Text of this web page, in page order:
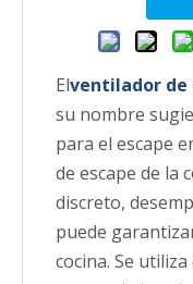
Elventilador de
su nombre
para el escape
de escape de la
discreto,
puede
cocina. Se